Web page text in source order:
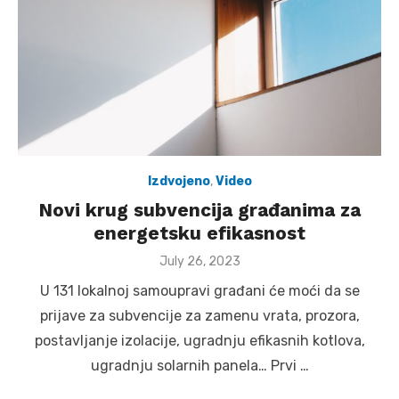
Izdvojeno,Video
Novi krug subvencija građanima za
energetsku efikasnost
Posted
July 26, 2023
U 131 lokalnoj samoupravi građani će moći da se
prijave za subvencije za zamenu vrata, prozora,
postavljanje izolacije, ugradnju efikasnih kotlova,
ugradnju solarnih panela… Prvi …